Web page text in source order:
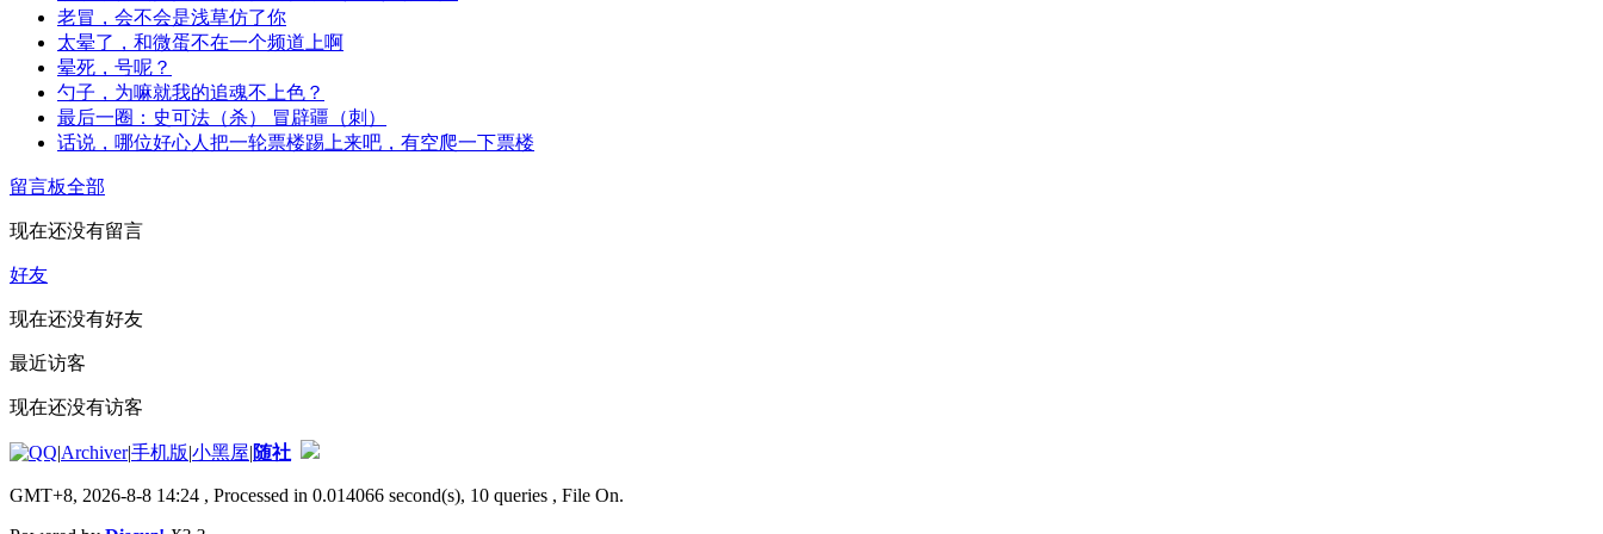
老冒，会不会是浅草仿了你
太晕了，和微蛋不在一个频道上啊
晕死，号呢？
勺子，为嘛就我的追魂不上色？
最后一圈：史可法（杀） 冒辟疆（刺）
话说，哪位好心人把一轮票楼踢上来吧，有空爬一下票楼
留言板全部
现在还没有留言
好友
现在还没有好友
最近访客
现在还没有访客
|Archiver|手机版|小黑屋|随社
GMT+8, 2026-8-8 14:24 , Processed in 0.014066 second(s), 10 queries , File On.